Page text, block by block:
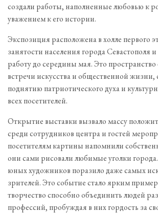
создали работы, наполненные любовью к
уважением к его истории.
Экспозиция расположена в холле первого
занятости населения города Севастополя
работу до середины мая. Это пространство
встречи искусства и общественной жизни,
поднятию патриотического духа и
всех посетителей.
Открытие выставки вызвало массу
среди сотрудников центра и гостей
посетителям картины напомнили
они сами рисовали любимые уголки
юных художников поразило даже самых
зрителей. Это событие стало ярким
творчество способно объединить людей
профессий, пробуждая в них гордость за